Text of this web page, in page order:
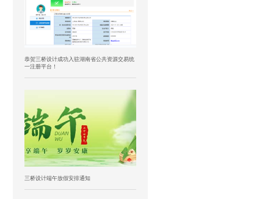
恭贺三桥设计成功入驻湖南省公共资源交易统
一注册平台！
三桥设计端午放假安排通知